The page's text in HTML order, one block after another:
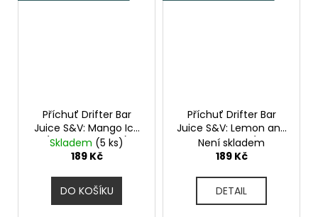
Příchuť Drifter Bar
Juice S&V: Mango Ice
(Ledové mango)
6,0ml
Skladem (5 ks)
189 Kč
DO KOŠÍKU
Příchuť Drifter Bar
Juice S&V: Lemon and
Blue Raspberry (Citron
a modrá malina)
Není skladem
189 Kč
DETAIL